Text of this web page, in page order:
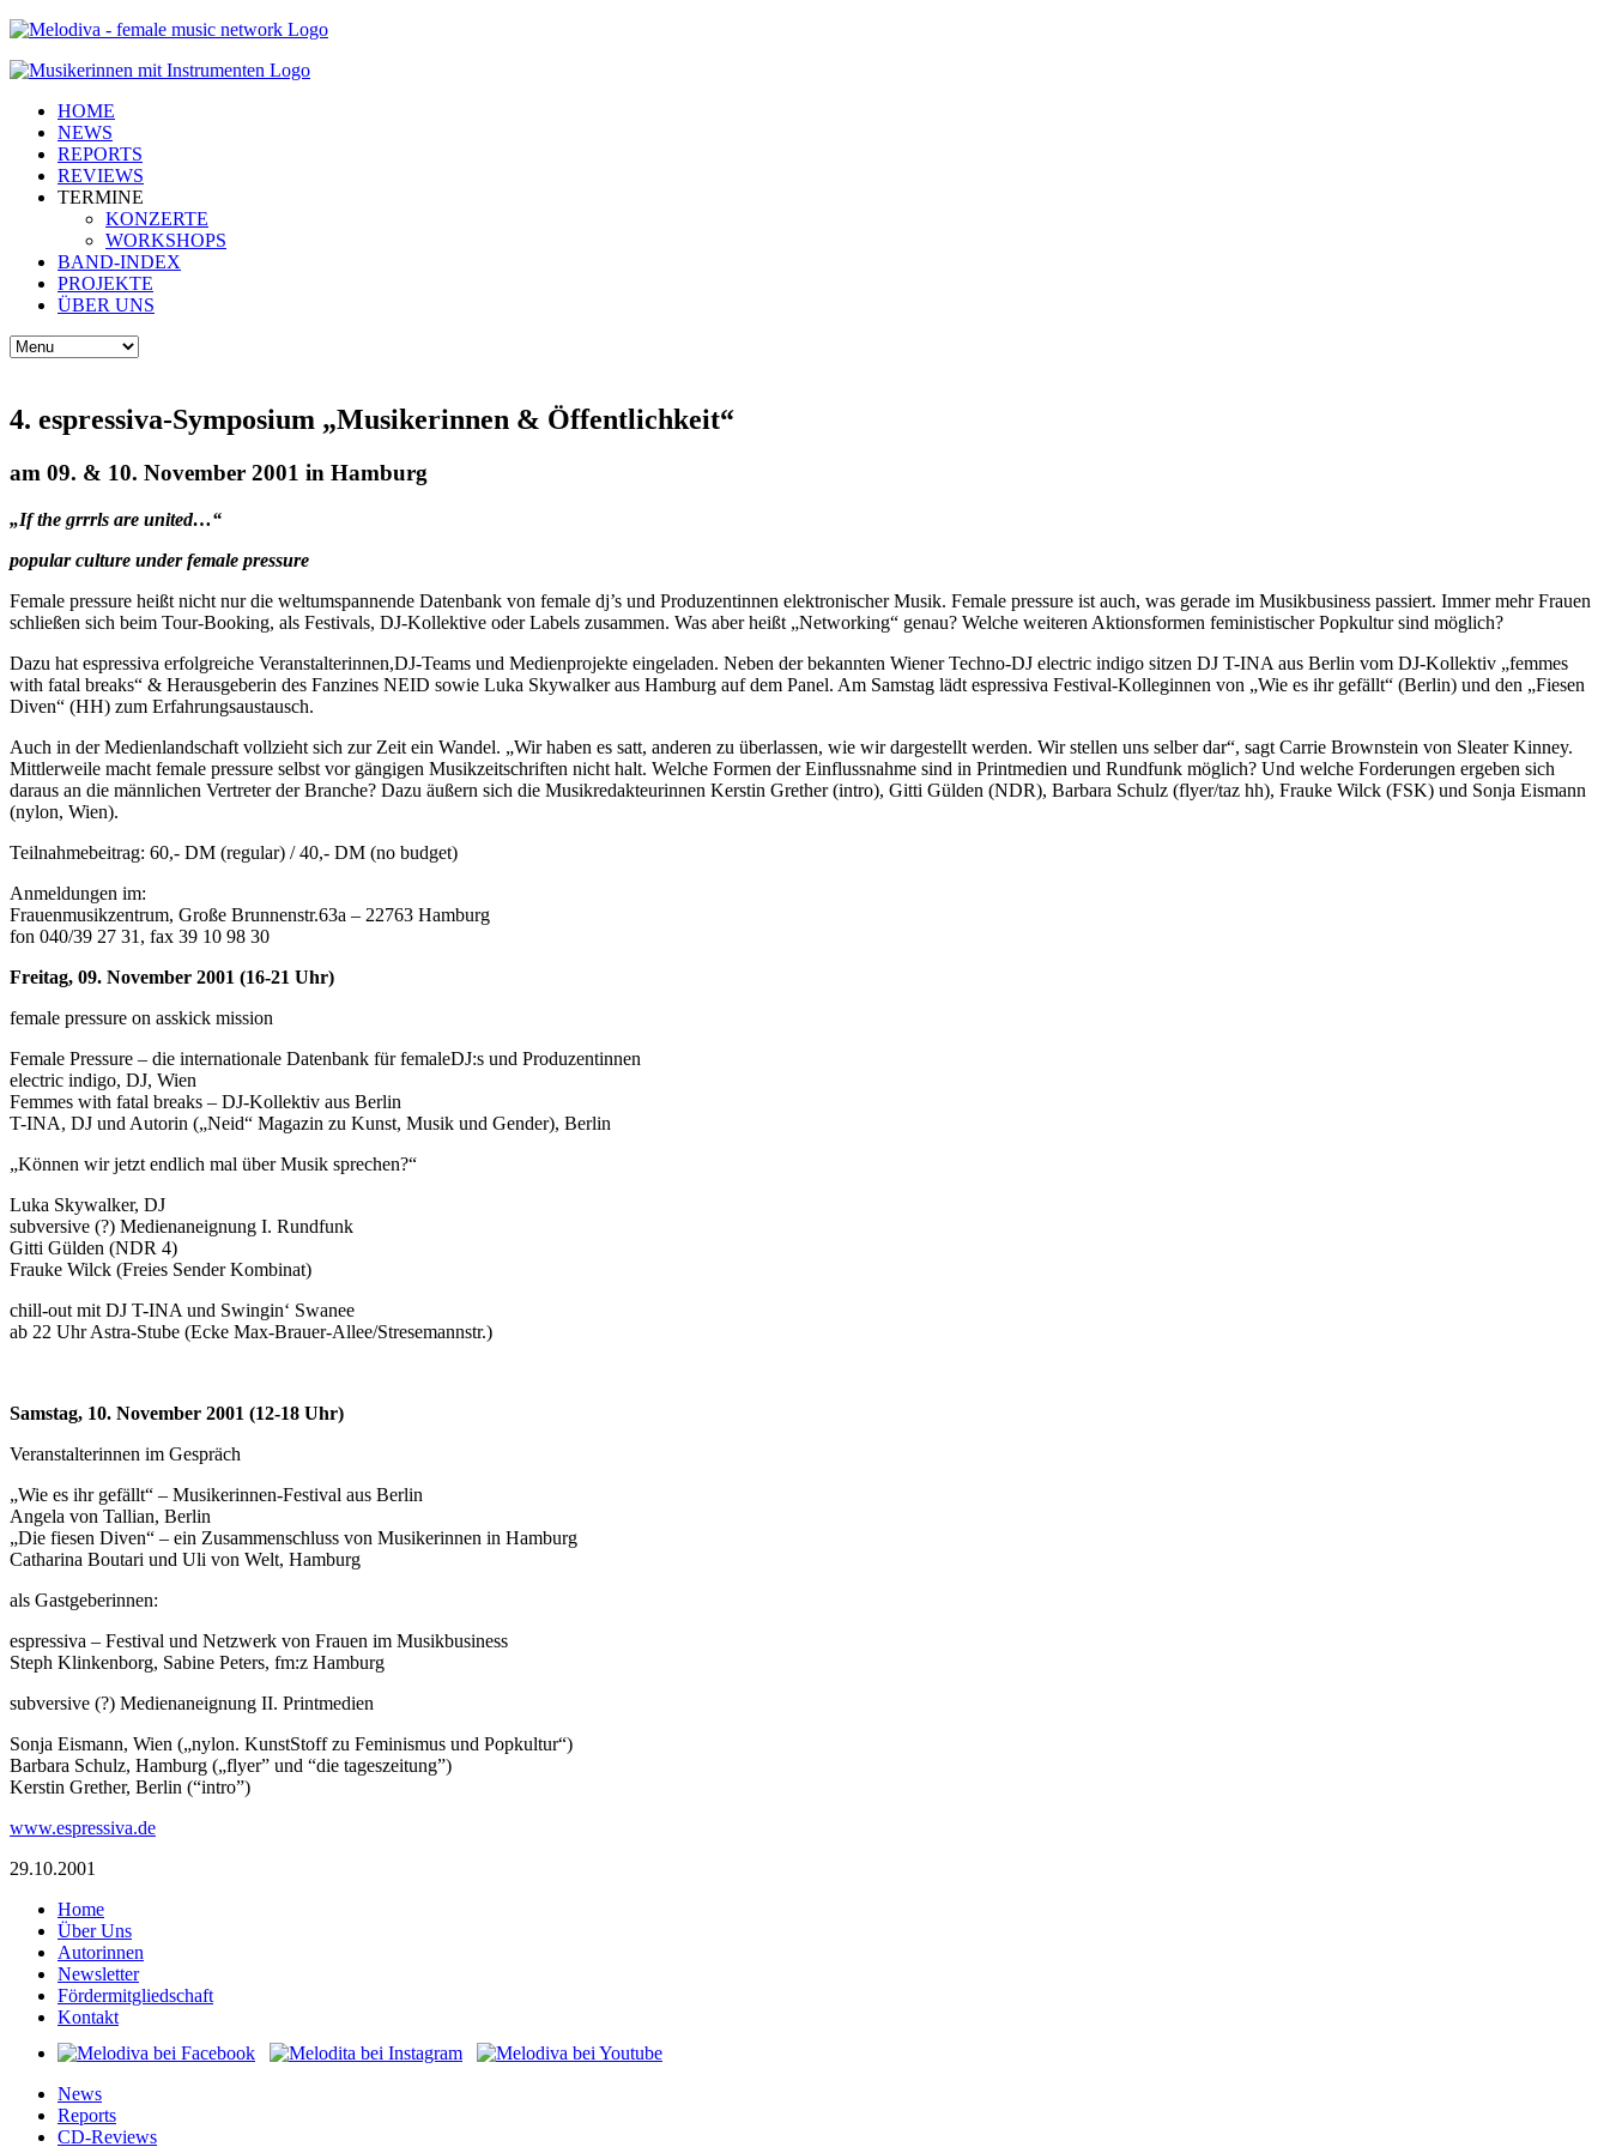
HOME
NEWS
REPORTS
REVIEWS
TERMINE
KONZERTE
WORKSHOPS
BAND-INDEX
PROJEKTE
ÜBER UNS
4. espressiva-Symposium „Musikerinnen & Öffentlichkeit“
am 09. & 10. November 2001 in Hamburg
„If the grrrls are united…“
popular culture under female pressure
Female pressure heißt nicht nur die weltumspannende Datenbank von female dj’s und Produzentinnen elektronischer Musik. Female pressure ist auch, was gerade im Musikbusiness passiert. Immer mehr Frauen
schließen sich beim Tour-Booking, als Festivals, DJ-Kollektive oder Labels zusammen. Was aber heißt „Networking“ genau? Welche weiteren Aktionsformen feministischer Popkultur sind möglich?
Dazu hat espressiva erfolgreiche Veranstalterinnen,DJ-Teams und Medienprojekte eingeladen. Neben der bekannten Wiener Techno-DJ electric indigo sitzen DJ T-INA aus Berlin vom DJ-Kollektiv „femmes
with fatal breaks“ & Herausgeberin des Fanzines NEID sowie Luka Skywalker aus Hamburg auf dem Panel. Am Samstag lädt espressiva Festival-Kolleginnen von „Wie es ihr gefällt“ (Berlin) und den „Fiesen
Diven“ (HH) zum Erfahrungsaustausch.
Auch in der Medienlandschaft vollzieht sich zur Zeit ein Wandel. „Wir haben es satt, anderen zu überlassen, wie wir dargestellt werden. Wir stellen uns selber dar“, sagt Carrie Brownstein von Sleater Kinney.
Mittlerweile macht female pressure selbst vor gängigen Musikzeitschriften nicht halt. Welche Formen der Einflussnahme sind in Printmedien und Rundfunk möglich? Und welche Forderungen ergeben sich
daraus an die männlichen Vertreter der Branche? Dazu äußern sich die Musikredakteurinnen Kerstin Grether (intro), Gitti Gülden (NDR), Barbara Schulz (flyer/taz hh), Frauke Wilck (FSK) und Sonja Eismann
(nylon, Wien).
Teilnahmebeitrag: 60,- DM (regular) / 40,- DM (no budget)
Anmeldungen im:
Frauenmusikzentrum, Große Brunnenstr.63a – 22763 Hamburg
fon 040/39 27 31, fax 39 10 98 30
Freitag, 09. November 2001 (16-21 Uhr)
female pressure on asskick mission
Female Pressure – die internationale Datenbank für femaleDJ:s und Produzentinnen
electric indigo, DJ, Wien
Femmes with fatal breaks – DJ-Kollektiv aus Berlin
T-INA, DJ und Autorin („Neid“ Magazin zu Kunst, Musik und Gender), Berlin
„Können wir jetzt endlich mal über Musik sprechen?“
Luka Skywalker, DJ
subversive (?) Medienaneignung I. Rundfunk
Gitti Gülden (NDR 4)
Frauke Wilck (Freies Sender Kombinat)
chill-out mit DJ T-INA und Swingin‘ Swanee
ab 22 Uhr Astra-Stube (Ecke Max-Brauer-Allee/Stresemannstr.)
Samstag, 10. November 2001 (12-18 Uhr)
Veranstalterinnen im Gespräch
„Wie es ihr gefällt“ – Musikerinnen-Festival aus Berlin
Angela von Tallian, Berlin
„Die fiesen Diven“ – ein Zusammenschluss von Musikerinnen in Hamburg
Catharina Boutari und Uli von Welt, Hamburg
als Gastgeberinnen:
espressiva – Festival und Netzwerk von Frauen im Musikbusiness
Steph Klinkenborg, Sabine Peters, fm:z Hamburg
subversive (?) Medienaneignung II. Printmedien
Sonja Eismann, Wien („nylon. KunstStoff zu Feminismus und Popkultur“)
Barbara Schulz, Hamburg („flyer” und “die tageszeitung”)
Kerstin Grether, Berlin (“intro”)
www.espressiva.de
29.10.2001
Home
Über Uns
Autorinnen
Newsletter
Fördermitgliedschaft
Kontakt
News
Reports
CD-Reviews